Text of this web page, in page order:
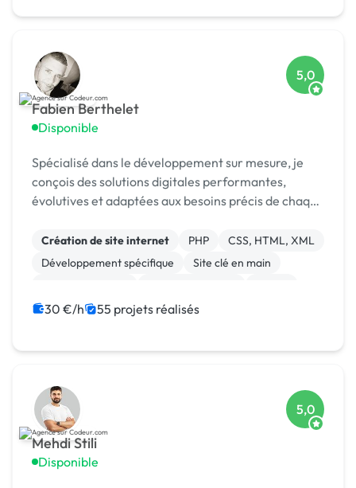
Fabien Berthelet
Disponible
5,0
Spécialisé dans le développement sur mesure, je
conçois des solutions digitales performantes,
évolutives et adaptées aux besoins précis de chaque
Création de site internet PHP
CSS, HTML, XML
Développement spécifique
Site clé en main
Gestion site web
JavaScript
30 €/h 55 projets réalisés
Mehdi Stili
Disponible
5,0